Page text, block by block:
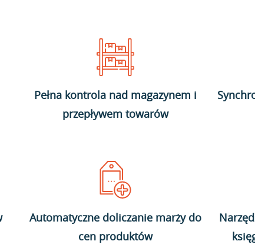
Pełna kontrola nad magazynem i
przepływem towarów
Automatyczne doliczanie marży do
cen produktów